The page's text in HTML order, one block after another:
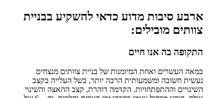
ארבע סיבות מדוע כדאי להשקיע בבניית
צוותים מובילים:
התקופה בה אנו חיים
במאה העשרים ואחת המיומנות של בניית צוותים מנצחים
נעשית חשובה ומשמעותית הרבה יותר, בשל העלייה בקצב
השינויים וההתפתחויות. הקדמה דוהרת, קצב ההאצה והשינוי